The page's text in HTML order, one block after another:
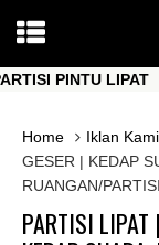
PINTU LIPAT
Home
Iklan Kami
GESER | KEDAP
RUANGAN/
PARTISI